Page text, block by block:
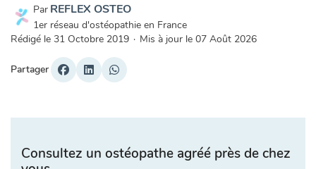
Par REFLEX OSTEO
1er réseau d'ostéopathie en France
Rédigé le 31 Octobre 2019 · Mis à jour le 07 Août 2026
Partager
Consultez un ostéopathe agréé près de chez